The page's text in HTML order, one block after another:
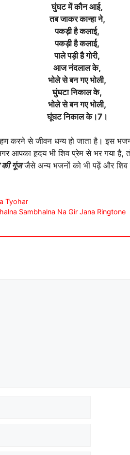
घुंघट में कौन आई,
तब जाकर कान्हा ने,
पकड़ी है कलाई,
पकड़ी है कलाई,
पाले पड़ी है गोरी,
आज नंदलाल के,
भोले से बन गए भोली,
घुंघटा निकाल के,
भोले से बन गए भोली,
घूंघट निकाल के।7।
करने से जीवन धन्य हो जाता है। इस
आपका हृदय भी शिव प्रेम से भर गया है,
की गूंजजैसे अन्य भजनों को भी पढ़ें और
Tyohar
Chalna Sambhalna Na Gir Jana Ringtone